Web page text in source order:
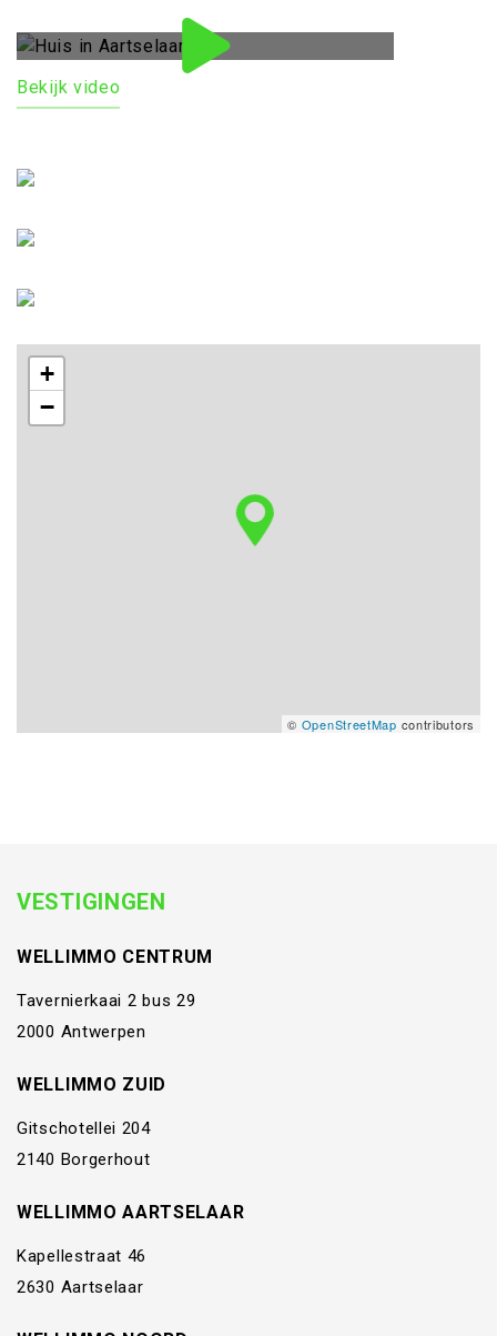
Bekijk video
+
−
© OpenStreetMap contributors
VESTIGINGEN
WELLIMMO CENTRUM
Tavernierkaai 2 bus 29
2000 Antwerpen
WELLIMMO ZUID
Gitschotellei 204
2140 Borgerhout
WELLIMMO AARTSELAAR
Kapellestraat 46
2630 Aartselaar